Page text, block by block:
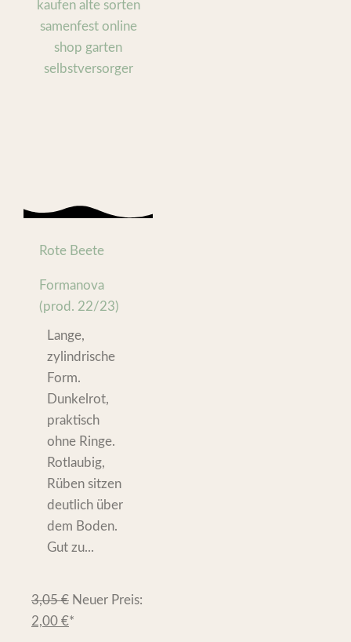
Rote Beete
Formanova
(prod. 22/23)
Lange,
zylindrische
Form.
Dunkelrot,
praktisch
ohne Ringe.
Rotlaubig,
Rüben sitzen
deutlich über
dem Boden.
Gut zu...
3,05€ Neuer Preis:
2,00 €*